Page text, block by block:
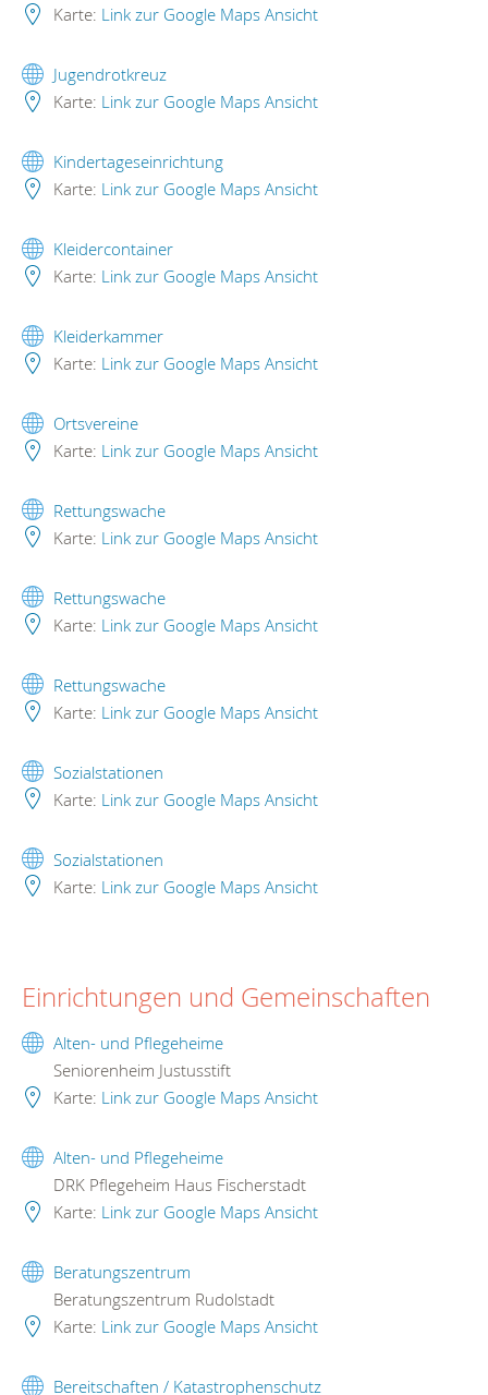
Karte: Link zur Google Maps Ansicht
Jugendrotkreuz
Karte: Link zur Google Maps Ansicht
Kindertageseinrichtung
Karte: Link zur Google Maps Ansicht
Kleidercontainer
Karte: Link zur Google Maps Ansicht
Kleiderkammer
Karte: Link zur Google Maps Ansicht
Ortsvereine
Karte: Link zur Google Maps Ansicht
Rettungswache
Karte: Link zur Google Maps Ansicht
Rettungswache
Karte: Link zur Google Maps Ansicht
Rettungswache
Karte: Link zur Google Maps Ansicht
Sozialstationen
Karte: Link zur Google Maps Ansicht
Sozialstationen
Karte: Link zur Google Maps Ansicht
Einrichtungen und Gemeinschaften
Alten- und Pflegeheime
Seniorenheim Justusstift
Karte: Link zur Google Maps Ansicht
Alten- und Pflegeheime
DRK Pflegeheim Haus Fischerstadt
Karte: Link zur Google Maps Ansicht
Beratungszentrum
Beratungszentrum Rudolstadt
Karte: Link zur Google Maps Ansicht
Bereitschaften / Katastrophenschutz